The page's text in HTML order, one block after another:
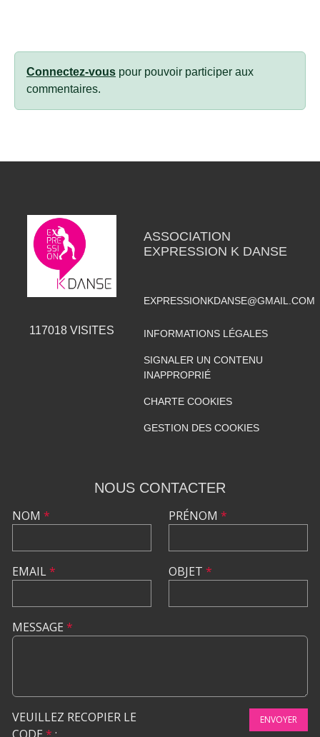
Connectez-vous pour pouvoir participer aux
commentaires.
117018VISITES
ASSOCIATION
EXPRESSION K DANSE
EXPRESSIONKDANSE@GMAIL.COM
INFORMATIONS LÉGALES
SIGNALER UN CONTENU
INAPPROPRIÉ
CHARTE COOKIES
GESTION DES COOKIES
NOUS CONTACTER
NOM *
EMAIL*
PRÉNOM *
OBJET *
MESSAGE *
VEUILLEZ RECOPIER LE
CODE * :
ENVOYER